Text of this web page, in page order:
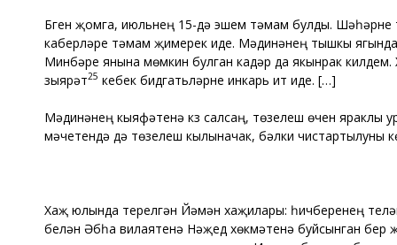
Бүген җомга, июльнең 15-дә эшем тәмам булды.
каберләре тәмам җимерек иде. Мәдинәнең тышкы
Минбәре янына мөмкин булган кадәр да якынрак килдем.
зыярәт25 кебек бидгатьләрне инкарь итү иде. […]
Мәдинәнең кыяфәтенә күз салсаң, төзелеш өчен яраклы
мәчетендә дә төзелеш кылыначак, бәлки чистартылуны
Хаҗ юлында үтерелгән Йәмән хаҗилары: һичберенең
белән Әбһа вилаятенә Нәҗед хөкүмәтенә буйсынган бер